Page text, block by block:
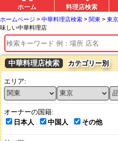
ホーム 料理店検索
ホームページ > 中華料理店検索 > 関東 > 東京
味しい中華料理店
中華料理店検索 カテゴリー別
エリア:
オーナーの国籍:
日本人
中国人 その他